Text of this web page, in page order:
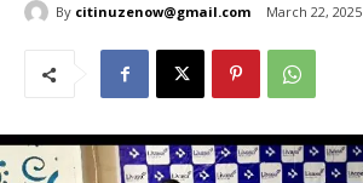
By citinuzenow@gmail.com March 22, 2025